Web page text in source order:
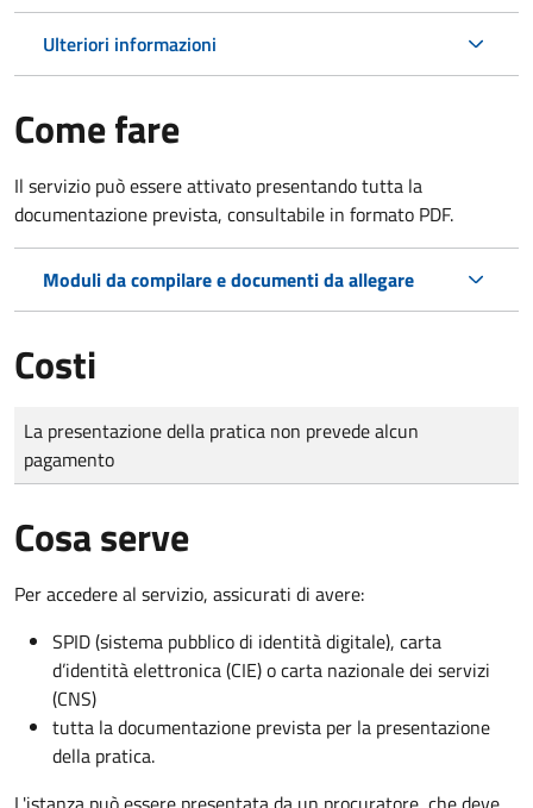
Ulteriori informazioni
Come fare
Il servizio può essere attivato presentando tutta la
documentazione prevista, consultabile in formato PDF.
Moduli da compilare e documenti da allegare
Costi
Tipo di pagamento
Importo
La presentazione della pratica non prevede alcun
pagamento
Cosa serve
Per accedere al servizio, assicurati di avere:
SPID (sistema pubblico di identità digitale), carta
d’identità elettronica (CIE) o carta nazionale dei servizi
(CNS)
tutta la documentazione prevista per la presentazione
della pratica.